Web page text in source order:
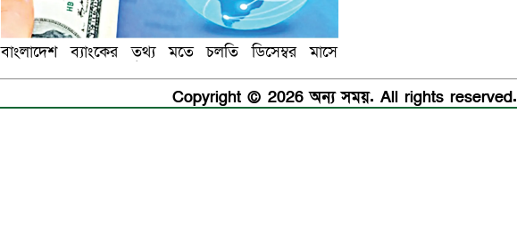
বাংলাদেশ ব্যাংকের তথ্য মতে চলতি ডিসেম্বর মাসে
Copyright © 2026 অন্য সময়. All rights reserved.